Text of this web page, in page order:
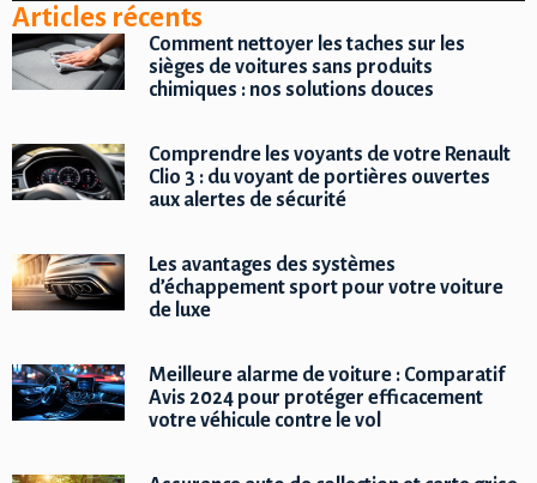
Articles récents
Comment nettoyer les taches sur les
sièges de voitures sans produits
chimiques : nos solutions douces
Comprendre les voyants de votre Renault
Clio 3 : du voyant de portières ouvertes
aux alertes de sécurité
Les avantages des systèmes
d’échappement sport pour votre voiture
de luxe
Meilleure alarme de voiture : Comparatif
Avis 2024 pour protéger efficacement
votre véhicule contre le vol